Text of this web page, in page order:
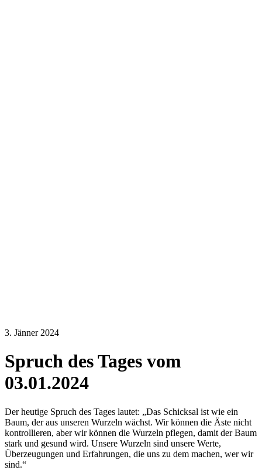
3. Jänner 2024
Spruch des Tages vom
03.01.2024
Der heutige Spruch des Tages lautet: „Das Schicksal ist wie ein
Baum, der aus unseren Wurzeln wächst. Wir können die Äste nicht
kontrollieren, aber wir können die Wurzeln pflegen, damit der Baum
stark und gesund wird. Unsere Wurzeln sind unsere Werte,
Überzeugungen und Erfahrungen, die uns zu dem machen, wer wir
sind.“